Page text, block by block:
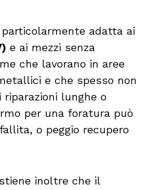
adatta ai
e ai mezzi senza
che lavorano in aree
e che spesso non
lunghe o
per una foratura può
o peggio recupero
inoltre che il